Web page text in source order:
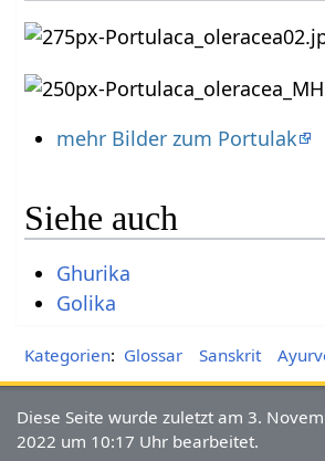
mehr Bilder zum Portulak
Siehe auch
Ghurika
Golika
Kategorien: Glossar Sanskrit
Diese Seite wurde zuletzt am 3.
2022 um 10:17 Uhr bearbeitet.